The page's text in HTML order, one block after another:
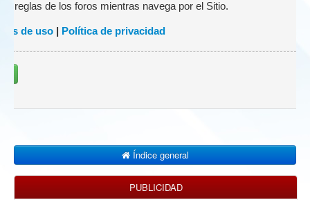
reglas de los foros mientras navega por el Sitio.
de uso Política de privacidad
Índice general
PUBLICIDAD